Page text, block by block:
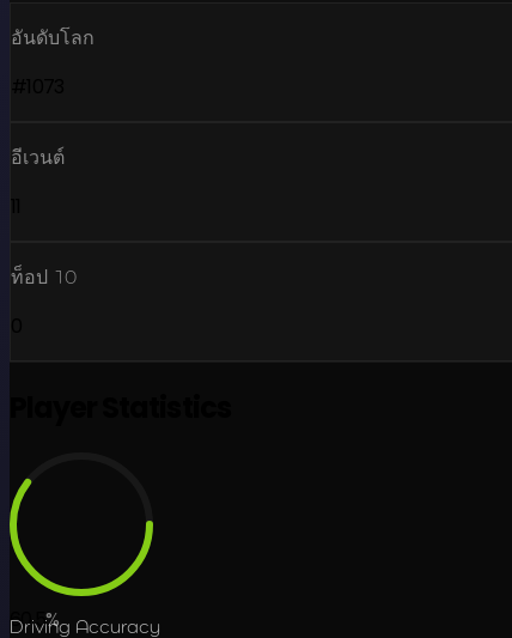
อันดับโลก
อีเวนต์
ท็อป 10
60.5%
Driving Accuracy